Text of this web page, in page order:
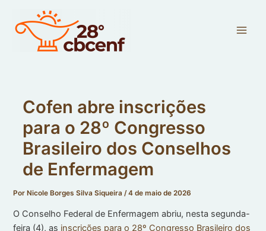
conteúdo
Cofen abre inscrições
para o 28º Congresso
Brasileiro dos Conselhos
de Enfermagem
Por Nicole Borges Silva Siqueira/4 de maio de 2026
O Conselho Federal de Enfermagem abriu, nesta segunda-
feira (4), as inscrições para o 28º Congresso Brasileiro dos